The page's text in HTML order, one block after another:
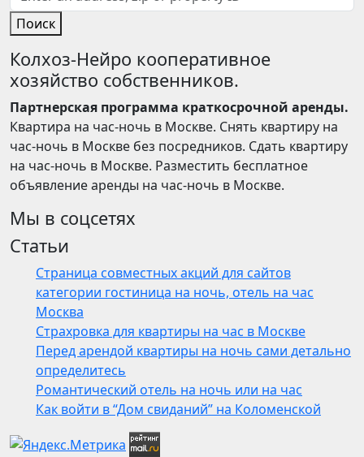
Поиск
Колхоз-Нейро кооперативное
хозяйство собственников.
Партнерская программа краткосрочной аренды.
Квартира на час-ночь в Москве. Снять квартиру на
час-ночь в Москве без посредников. Сдать квартиру
на час-ночь в Москве. Разместить бесплатное
объявление аренды на час-ночь в Москве.
Мы в соцсетях
Статьи
Страница совместных акций для сайтов
категории гостиница на ночь, отель на час
Москва
Страхровка для квартиры на час в Москве
Перед арендой квартиры на ночь сами детально
определитесь
Романтический отель на ночь или на час
Как войти в “Дом свиданий” на Коломенской